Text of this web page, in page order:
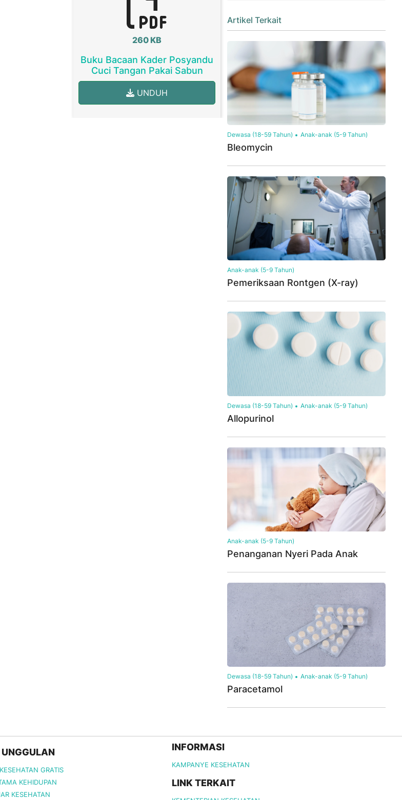
260 KB
Buku Bacaan Kader Posyandu
Cuci Tangan Pakai Sabun
UNDUH
Artikel Terkait
Dewasa (18-59 Tahun) Anak-anak (5-9 Tahun)
Bleomycin
Anak-anak (5-9 Tahun)
Pemeriksaan Rontgen (X-ray)
Dewasa (18-59 Tahun) Anak-anak (5-9 Tahun)
Allopurinol
Anak-anak (5-9 Tahun)
Penanganan Nyeri Pada Anak
Dewasa (18-59 Tahun) Anak-anak (5-9 Tahun)
Paracetamol
GRATIS
KEHIDUPAN
KESEHATAN
INFORMASI
KAMPANYE KESEHATAN
LINK TERKAIT